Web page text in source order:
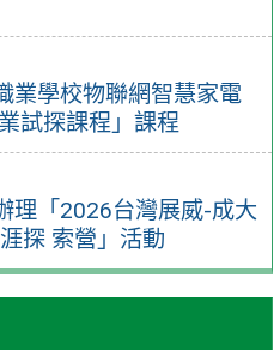
業學校物聯網智慧家電
試探課程」課程
理「2026台灣展威-成大
探 索營」活動